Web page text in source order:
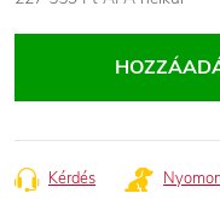
Kérdés